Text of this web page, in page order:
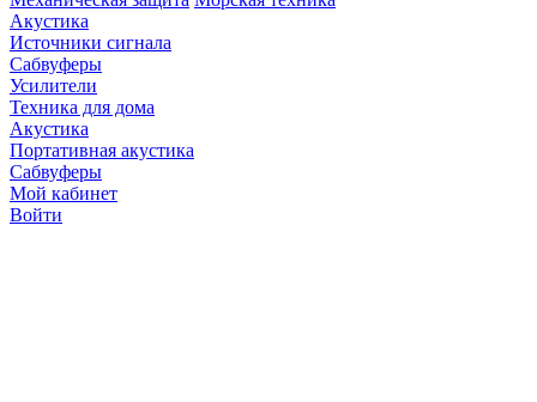
Акустика
Источники сигнала
Сабвуферы
Усилители
Техника для дома
Акустика
Портативная акустика
Сабвуферы
Мой кабинет
Войти